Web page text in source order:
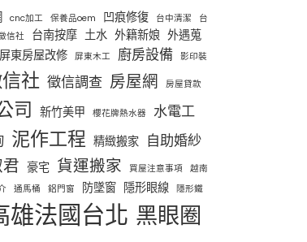
cnc加工 保養品oem 凹痕修復 台中清潔
台
信社 台南按摩 土水 外籍新娘 外遇蒐
屏東房屋改修 屏東木工 廚房設備 影印裝
社 徵信調查 房屋網 房屋貸款
司 新竹美甲 櫻花牌熱水器
水電工
泥作工程 精緻搬家 自助婚紗
豪宅 貨運搬家 買屋注意事項 越南
通馬桶 鋁門窗 防墜窗 隱形眼線 隱形鐵
雄法國台北 黑眼圈